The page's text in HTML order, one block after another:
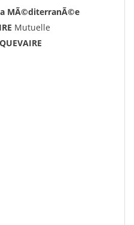
MÃ©diterranÃ©e
Mutuelle